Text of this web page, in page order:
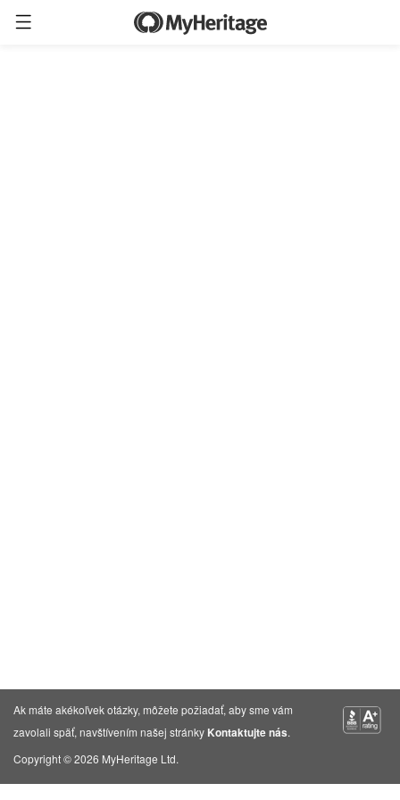
Ak máte akékoľvek otázky, môžete požiadať, aby sme vám
zavolali späť, navštívením našej stránky Kontaktujte nás.
Copyright © 2026 MyHeritage Ltd.